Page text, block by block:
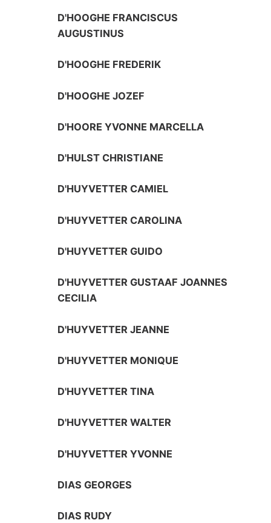
D'HOOGHE FRANCISCUS
AUGUSTINUS
D'HOOGHE FREDERIK
D'HOOGHE JOZEF
D'HOORE YVONNE MARCELLA
D'HULST CHRISTIANE
D'HUYVETTER CAMIEL
D'HUYVETTER CAROLINA
D'HUYVETTER GUIDO
D'HUYVETTER GUSTAAF JOANNES
CECILIA
D'HUYVETTER JEANNE
D'HUYVETTER MONIQUE
D'HUYVETTER TINA
D'HUYVETTER WALTER
D'HUYVETTER YVONNE
DIAS GEORGES
DIAS RUDY